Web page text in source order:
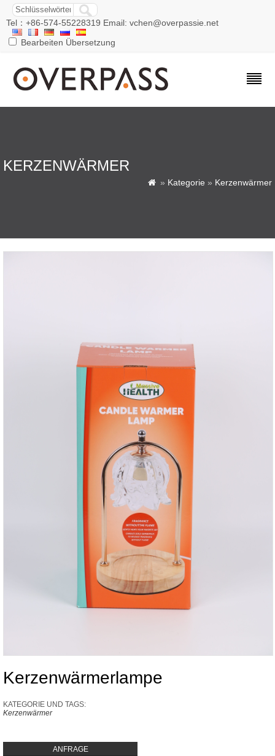
Tel：+86-574-55228319 Email: vchen@overpassie.net
Bearbeiten Übersetzung
KERZENWÄRMER
 » Kategorie » Kerzenwärmer
Kerzenwärmerlampe
KATEGORIE UND TAGS:
Kerzenwärmer
ANFRAGE